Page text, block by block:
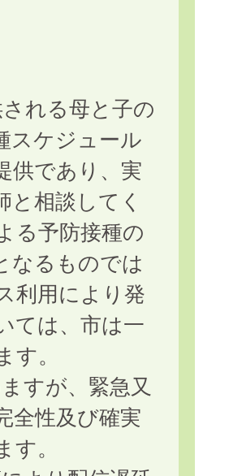
れる母と子の
スケジュール
供であり、実
相談してく
る予防接種の
なるものでは
利用により発
ては、市は一
。
すが、緊急又
全性及び確実
。